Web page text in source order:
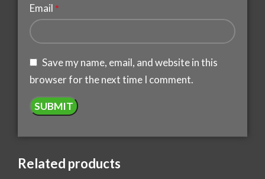
Email *
Save my name, email, and website in this
browser for the next time I comment.
Related products